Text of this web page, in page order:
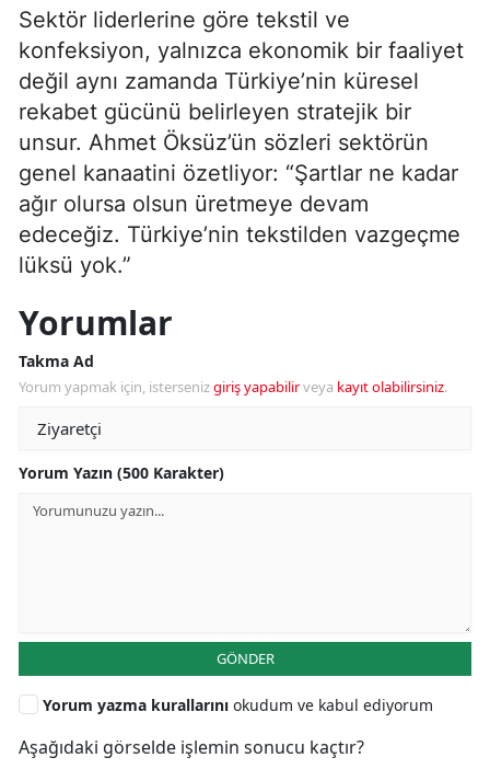
Sektör liderlerine göre tekstil ve
konfeksiyon, yalnızca ekonomik bir faaliyet
değil aynı zamanda Türkiye’nin küresel
rekabet gücünü belirleyen stratejik bir
unsur. Ahmet Öksüz’ün sözleri sektörün
genel kanaatini özetliyor: “Şartlar ne kadar
ağır olursa olsun üretmeye devam
edeceğiz. Türkiye’nin tekstilden vazgeçme
lüksü yok.”
Yorumlar
Takma Ad
Yorum yapmak için, istersenizgiriş yapabilirveya kayıt olabilirsiniz.
Yorum Yazın (500 Karakter)
GÖNDER
Yorum yazma kurallarını okudum ve kabul ediyorum
Aşağıdaki görselde işlemin sonucu kaçtır?